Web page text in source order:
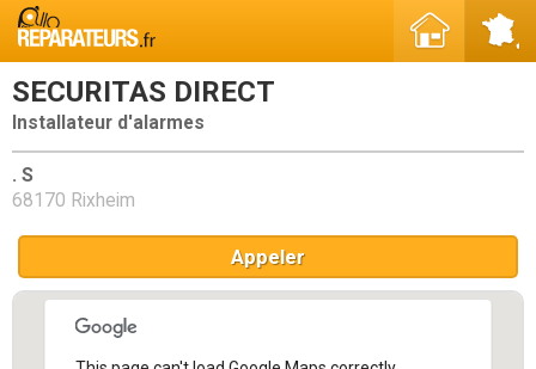
SECURITAS DIRECT
Installateur d'alarmes
. S
68170 Rixheim
Appeler